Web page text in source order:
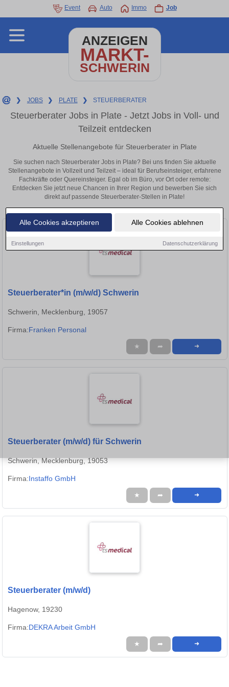
Alle Cookies akzeptieren Alle Cookies ablehnen
Einstellungen Datenschutzerklärung
Event Auto Immo Job
ANZEIGEN
MARKT-
SCHWERIN
❯ JOBS ❯ PLATE ❯ STEUERBERATER
Steuerberater Jobs in Plate - Jetzt Jobs in Voll- und
Teilzeit entdecken
Aktuelle Stellenangebote für Steuerberater in Plate
Sie suchen nach Steuerberater Jobs in Plate? Bei uns finden Sie aktuelle
Stellenangebote in Vollzeit und Teilzeit – ideal für Berufseinsteiger, erfahrene
Fachkräfte oder Quereinsteiger. Egal ob im Büro, vor Ort oder remote:
Entdecken Sie jetzt neue Chancen in Ihrer Region und bewerben Sie sich
direkt auf passende Steuerberater-Stellen in Plate!
Steuerberater*in (m/w/d) Schwerin
Schwerin, Mecklenburg, 19057
Firma:Franken Personal
★ ➦ ➜
Steuerberater (m/w/d) für Schwerin
Schwerin, Mecklenburg, 19053
Firma:Instaffo GmbH
★ ➦ ➜
Steuerberater (m/w/d)
Hagenow, 19230
Firma:DEKRA Arbeit GmbH
★ ➦ ➜